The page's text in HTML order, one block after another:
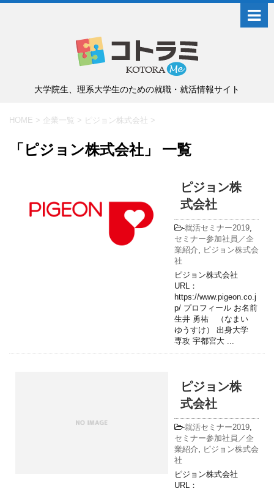
大学院生、理系大学生のための就職・就活情報サイト
HOME > 企業一覧 > ピジョン株式会社 >
「ピジョン株式会社」 一覧
ピジョン株
式会社
-就活セミナー2019,
セミナー参加社員／企
業紹介, ピジョン株式会
社
ピジョン株式会社
URL：
https://www.pigeon.co.j
p/ プロフィール お名前
生井 勇祐 （なまい
ゆうすけ） 出身大学
専攻 宇都宮大 ...
ピジョン株
式会社
-就活セミナー2019,
セミナー参加社員／企
業紹介, ピジョン株式会
社
ピジョン株式会社
URL：